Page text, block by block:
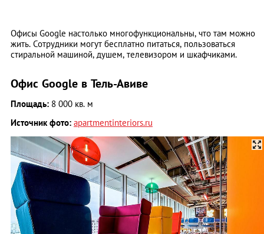
Офисы Google настолько многофункциональны, что там можно
жить. Сотрудники могут бесплатно питаться, пользоваться
стиральной машиной, душем, телевизором и шкафчиками.
Офис Google в Тель-Авиве
Площадь: 8 000 кв. м
Источник фото: apartmentinteriors.ru